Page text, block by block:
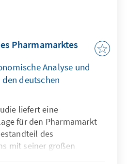
Pharmamarktes
Analyse und
deutschen
liefert eine
für den Pharmamarkt
des
mit seiner großen